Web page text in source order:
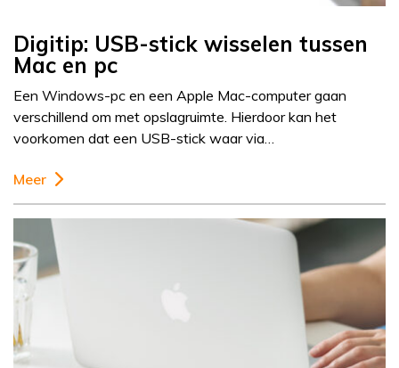
Digitip: USB-stick wisselen tussen
Mac en pc
Een Windows-pc en een Apple Mac-computer gaan
verschillend om met opslagruimte. Hierdoor kan het
voorkomen dat een USB-stick waar via…
Meer